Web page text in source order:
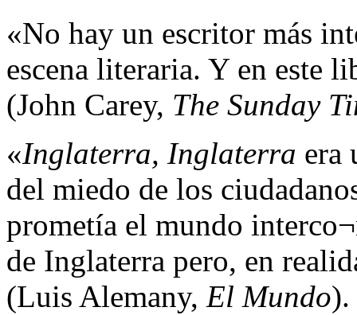
«No hay un escritor más
escena literaria. Y en este
(John Carey, The Sunday
«Inglaterra, Inglaterra era
del miedo de los
prometía el mundo
de Inglaterra pero, en
(Luis Alemany, El Mundo).